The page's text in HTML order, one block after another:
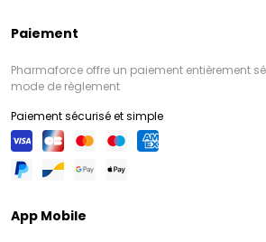
Paiement
Pharmaforce offre un paiement entièrement
mode de règlement
Paiement sécurisé et simple
App Mobile